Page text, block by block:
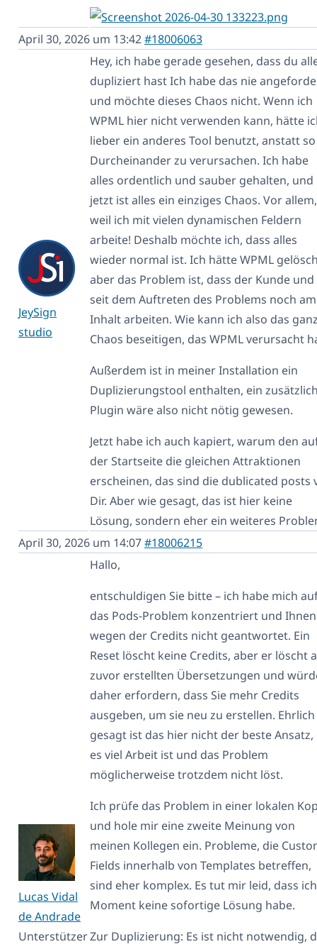
April 30, 2026 um 13:42#18006063
JeySign
studio
Hey, ich habe gerade gesehen, dass du
dupliziert hast Ich habe das nie
und möchte dieses Chaos nicht. Wenn ich
WPML hier nicht verwenden kann, hätte
lieber ein anderes Tool benutzt, anstatt
Durcheinander zu verursachen. Ich habe
alles ordentlich und sauber gehalten, und
jetzt ist alles ein einziges Chaos. Vor allem,
weil ich mit vielen dynamischen Feldern
arbeite! Deshalb möchte ich, dass alles
wieder normal ist. Ich hätte WPML
aber das Problem ist, dass der Kunde und
seit dem Auftreten des Problems noch am
Inhalt arbeiten. Wie kann ich also das
Chaos beseitigen, das WPML verursacht
Außerdem ist in meiner Installation ein
Duplizierungstool enthalten, ein
Plugin wäre also nicht nötig gewesen.
Jetzt habe ich auch kapiert, warum den
der Startseite die gleichen Attraktionen
erscheinen, das sind die dublicated posts
Dir. Aber wie gesagt, das ist hier keine
Lösung, sondern eher ein weiteres
April 30, 2026 um 14:07#18006215
Lucas Vidal
de Andrade
Unterstützer
Hallo,
entschuldigen Sie bitte – ich habe mich
das Pods-Problem konzentriert und Ihnen
wegen der Credits nicht geantwortet. Ein
Reset löscht keine Credits, aber er löscht
zuvor erstellten Übersetzungen und
daher erfordern, dass Sie mehr Credits
ausgeben, um sie neu zu erstellen. Ehrlich
gesagt ist das hier nicht der beste Ansatz,
es viel Arbeit ist und das Problem
möglicherweise trotzdem nicht löst.
Ich prüfe das Problem in einer lokalen
und hole mir eine zweite Meinung von
meinen Kollegen ein. Probleme, die
Fields innerhalb von Templates betreffen,
sind eher komplex. Es tut mir leid, dass
Moment keine sofortige Lösung habe.
Zur Duplizierung: Es ist nicht notwendig,